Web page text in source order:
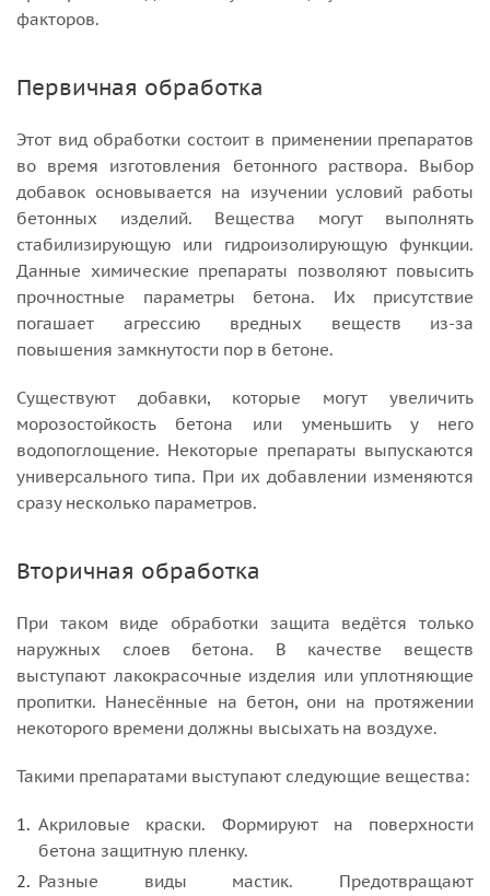
факторов.
Первичная обработка
Этот вид обработки состоит в применении препаратов
во время изготовления бетонного раствора. Выбор
добавок основывается на изучении условий работы
бетонных изделий. Вещества могут выполнять
стабилизирующую или гидроизолирующую функции.
Данные химические препараты позволяют повысить
прочностные параметры бетона. Их присутствие
погашает агрессию вредных веществ из-за
повышения замкнутости пор в бетоне.
Существуют добавки, которые могут увеличить
морозостойкость бетона или уменьшить у него
водопоглощение. Некоторые препараты выпускаются
универсального типа. При их добавлении изменяются
сразу несколько параметров.
Вторичная обработка
При таком виде обработки защита ведётся только
наружных слоев бетона. В качестве веществ
выступают лакокрасочные изделия или уплотняющие
пропитки. Нанесённые на бетон, они на протяжении
некоторого времени должны высыхать на воздухе.
Такими препаратами выступают следующие вещества:
Акриловые краски. Формируют на поверхности
бетона защитную пленку.
Разные виды мастик. Предотвращают